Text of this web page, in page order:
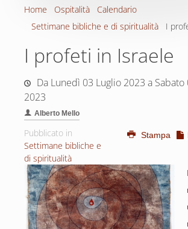
Home Ospitalità
Calendario
Settimane bibliche e di spiritualità
I
I profeti in Israele
Da Lunedì 03 Luglio 2023 a Sabato
2023
Alberto Mello
Pubblicato in
Settimane bibliche e
di spiritualità
Stampa